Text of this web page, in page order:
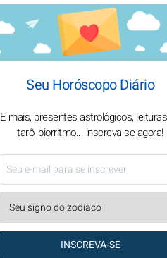
Seu Horóscopo Diário
E mais, presentes astrológicos,
tarô, biorritmo... inscreva-se agora!
INSCREVA-SE